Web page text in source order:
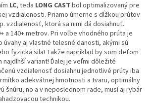
LC, teda LONG CAST bol optimalizovaný pre
vzdialenosti. Priamo úmerne s dĺžkou prútov
vzdialenosť, ktorá sa nimi dá dosiahnuť.
a 140+ metrov. Pri voľbe vhodného prúta je
aj vlastné telesné danosti, akými sú
fyzická sila! Takže napríklad by som deťom
variant! Ďalej je veľmi dôležité
vzdialenosť dosiahnu jednotlivé prúty iba
adekvátnej hmotnosti a tvaru, optimálny
šnúru, no a v neposlednom rade, musí aj rybár
technikou.